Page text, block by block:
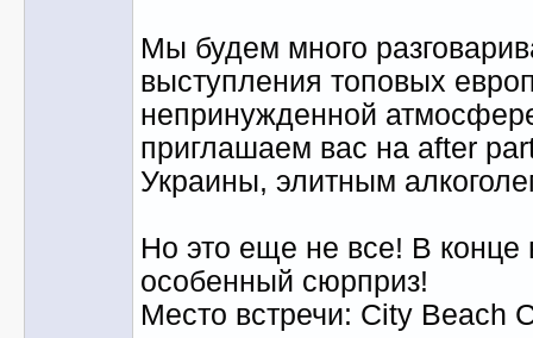
Мы будем много
выступления топовых
непринужденной
приглашаем вас на after
Украины, элитным
Но это еще не все! В конце
особенный сюрприз!
Место встречи: City Beach